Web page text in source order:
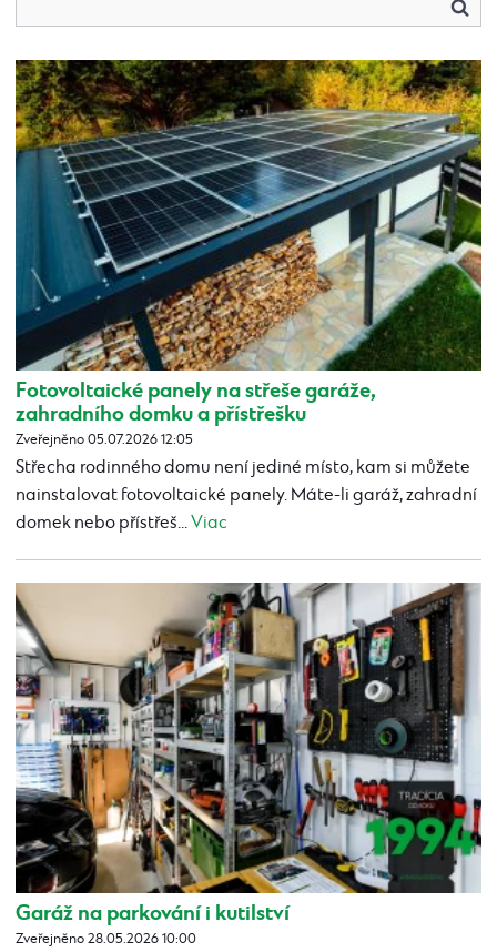
Fotovoltaické panely na střeše garáže,
zahradního domku a přístřešku
Zveřejněno 05.07.2026 12:05
Střecha rodinného domu není jediné místo, kam si můžete
nainstalovat fotovoltaické panely. Máte-li garáž, zahradní
domek nebo přístřeš...Viac
Garáž na parkování i kutilství
Zveřejněno 28.05.2026 10:00